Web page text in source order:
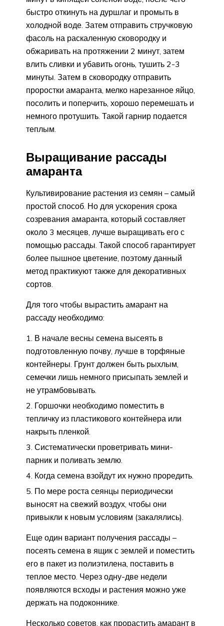
быстро откинуть на дуршлаг и промыть в
холодной воде. Затем отправить стручковую
фасоль на раскаленную сковородку и
обжаривать на протяжении 2 минут, затем
влить сливки и убавить огонь, тушить 2-3
минуты. Затем в сковородку отправить
проростки амаранта, мелко нарезанное яйцо,
посолить и поперчить, хорошо перемешать и
немного протушить. Такой гарнир подается
теплым.
Выращивание рассады
амаранта
Культивирование растения из семян – самый
простой способ. Но для ускорения срока
созревания амаранта, который составляет
около 3 месяцев, лучше выращивать его с
помощью рассады. Такой способ гарантирует
более пышное цветение, поэтому данный
метод практикуют также для декоративных
сортов.
Для того чтобы вырастить амарант на
рассаду необходимо:
В начале весны семена высеять в
подготовленную почву, лучше в торфяные
контейнеры. Грунт должен быть рыхлым,
семечки лишь немного присыпать землей и
не утрамбовывать.
Горшочки необходимо поместить в
тепличку из пластикового контейнера или
накрыть пленкой.
Систематически проветривать мини-
парник и поливать землю.
Когда семена взойдут их нужно проредить.
По мере роста сеянцы периодически
выносят на свежий воздух, чтобы они
привыкли к новым условиям (закалялись).
Еще один вариант получения рассады –
посеять семена в ящик с землей и поместить
его в пакет из полиэтилена, поставить в
теплое место. Через одну-две недели
появляются всходы и растения можно уже
держать на подоконнике.
Несколько советов, как прорастить амарант в